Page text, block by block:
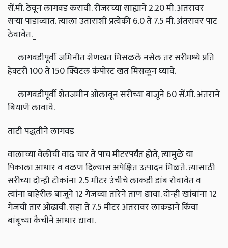
सें.मी. ठेवून लागवड करावी. रीजरच्या साह्याने 2.20 मी. अंतरावर
सऱ्या पाडाव्यात. त्याला उताराशी प्रत्येकी 6.0 ते 7.5 मी. अंतरावर पाट
ठेवावेत._
लागवडीपूर्वी जमिनीत शेणखत मिसळले नसेल तर सरीमध्ये प्रति
हेक्‍टरी 100 ते 150 क्विंटल कंपोस्ट खत मिसळून घ्यावे.
लागवडीपूर्वी शेतजमीन ओलावून सरीच्या बाजूने 60 सें.मी. अंतराने
बियाणे लावावे.
ताटी पद्धतीने लागवड
वालाच्या वेलीची वाढ चार ते पाच मीटरपर्यंत होते, त्यामुळे या
पिकाला आधार व वळण दिल्यास अपेक्षित उत्पादन मिळते. त्यासाठी
सरीच्या दोन्ही टोकांना 2.5 मीटर उंचीचे लाकडी डांब रोवावेत व
त्यांना बाहेरील बाजूने 12 गेजच्या तारेने ताण द्यावा. दोन्ही खांबांना 12
गेजची तार ओढावी. सहा ते 7.5 मीटर अंतरावर लाकडाने किंवा
बांबूच्या कैचीने आधार द्यावा.